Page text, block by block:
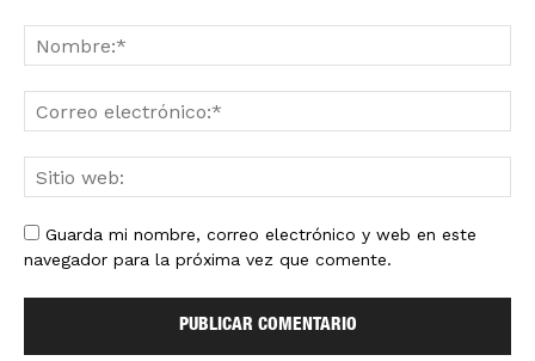
Guarda mi nombre, correo electrónico y web en este
navegador para la próxima vez que comente.